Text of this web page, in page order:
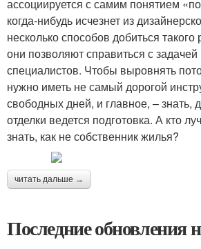
ассоциируется с самим понятием
когда-нибудь исчезнет из
несколько способов добиться такого
они позволяют справиться с
специалистов. Чтобы выровнять
нужно иметь не самый дорогой
свободных дней, и главное, – знать,
отделки ведется подготовка. А кто
знать, как не собственник жилья?
читать дальше →
Последние обновления